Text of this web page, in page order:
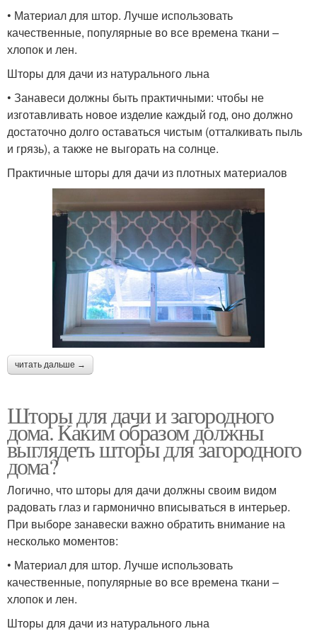
• Материал для штор. Лучше использовать
качественные, популярные во все времена ткани –
хлопок и лен.
Шторы для дачи из натурального льна
• Занавеси должны быть практичными: чтобы не
изготавливать новое изделие каждый год, оно должно
достаточно долго оставаться чистым (отталкивать пыль
и грязь), а также не выгорать на солнце.
Практичные шторы для дачи из плотных материалов
читать дальше →
Шторы для дачи и загородного
дома. Каким образом должны
выглядеть шторы для загородного
дома?
Логично, что шторы для дачи должны своим видом
радовать глаз и гармонично вписываться в интерьер.
При выборе занавески важно обратить внимание на
несколько моментов:
• Материал для штор. Лучше использовать
качественные, популярные во все времена ткани –
хлопок и лен.
Шторы для дачи из натурального льна